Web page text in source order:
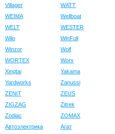
Villager
WATT
WEIMA
Wellboat
WELT
WESTER
Wilo
WinFull
Winzor
Wolf
WORTEX
Worx
Xingtai
Yakama
Yardworks
Zanussi
ZENIT
ZEUS
ZIGZAG
Zitrek
Zodiac
ZOMAX
Автоэлектрика
Агат